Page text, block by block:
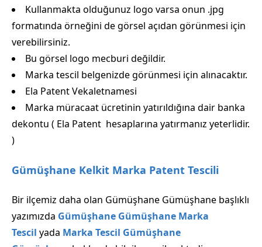
Kullanmakta olduğunuz logo varsa onun .jpg
formatında örneğini de görsel açıdan görünmesi için
verebilirsiniz.
Bu görsel logo mecburi değildir.
Marka tescil belgenizde görünmesi için alınacaktır.
Ela Patent Vekaletnamesi
Marka müracaat ücretinin yatırıldığına dair banka
dekontu ( Ela Patent hesaplarına yatırmanız yeterlidir.
)
Gümüşhane Kelkit Marka Patent Tescili
Bir ilçemiz daha olan Gümüşhane Gümüşhane başlıklı
yazımızda Gümüşhane Gümüşhane Marka
Tescil yada Marka Tescil Gümüşhane